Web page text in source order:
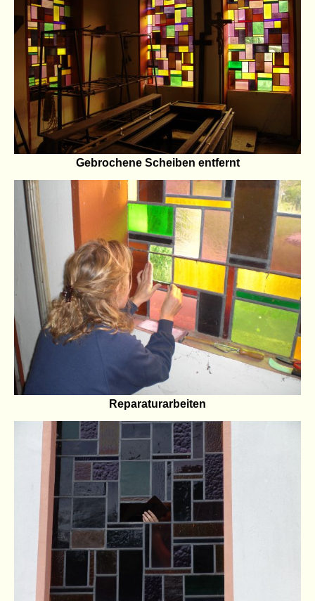
Gebrochene Scheiben entfernt
Reparaturarbeiten